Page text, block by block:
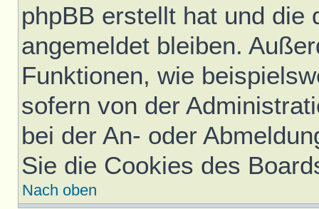
phpBB erstellt hat und die
angemeldet bleiben.
Funktionen, wie
sofern von der
bei der An- oder
Sie die Cookies des
Nach oben